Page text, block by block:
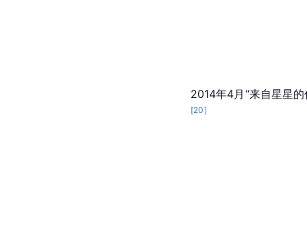
2014年4月“来自星星的
[20]